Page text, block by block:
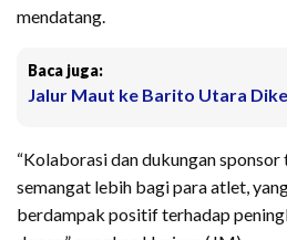
mendatang.
Baca juga:
Jalur Maut ke Barito Utara
“Kolaborasi dan dukungan
semangat lebih bagi para atlet,
berdampak positif terhadap